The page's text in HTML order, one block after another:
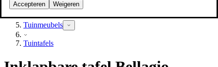
Accepteren
Weigeren
Tuin
Tuinmeubels
Tuintafels